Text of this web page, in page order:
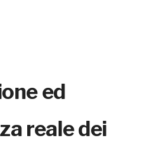
ed
reale dei